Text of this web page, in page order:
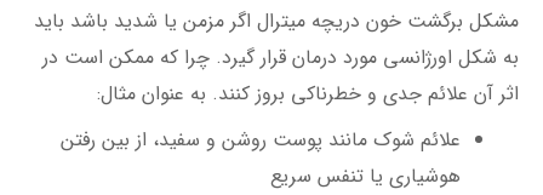
مشکل برگشت خون دریچه میترال اگر مزمن یا شدید باشد باید
به شکل اورژانسی مورد درمان قرار گیرد. چرا که ممکن است در
اثر آن علائم جدی و خطرناکی بروز کنند. به عنوان مثال:
علائم شوک مانند پوست روشن و سفید، از بین رفتن
هوشیاری یا تنفس سریع